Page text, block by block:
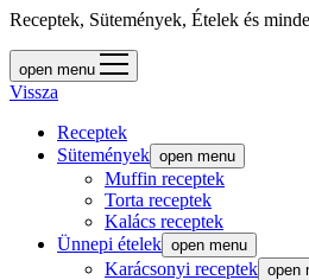
Receptek, Sütemények, Ételek és
open menu
Vissza
Receptek
Sütemények open menu
Muffin receptek
Torta receptek
Kalács receptek
Ünnepi ételek open menu
Karácsonyi receptek open